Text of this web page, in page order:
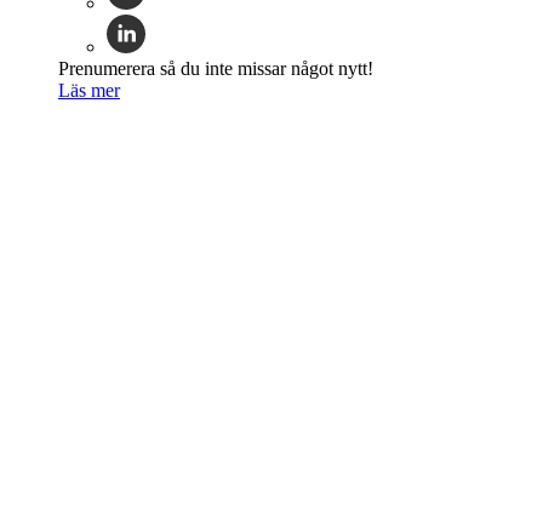
Prenumerera så du inte missar något nytt!
Läs mer